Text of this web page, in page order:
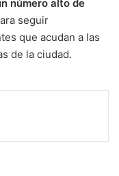
número alto de
seguir
que acudan a las
de la ciudad.